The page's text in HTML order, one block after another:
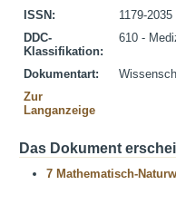
ISSN:
1179-2035
DDC-
Klassifikation:
610 -
Dokumentart:
Zur
Langanzeige
Das Dokument
7 Mathematisch-